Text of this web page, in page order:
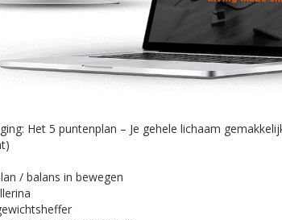
Het 5 puntenplan – Je gehele lichaam
/ balans in bewegen